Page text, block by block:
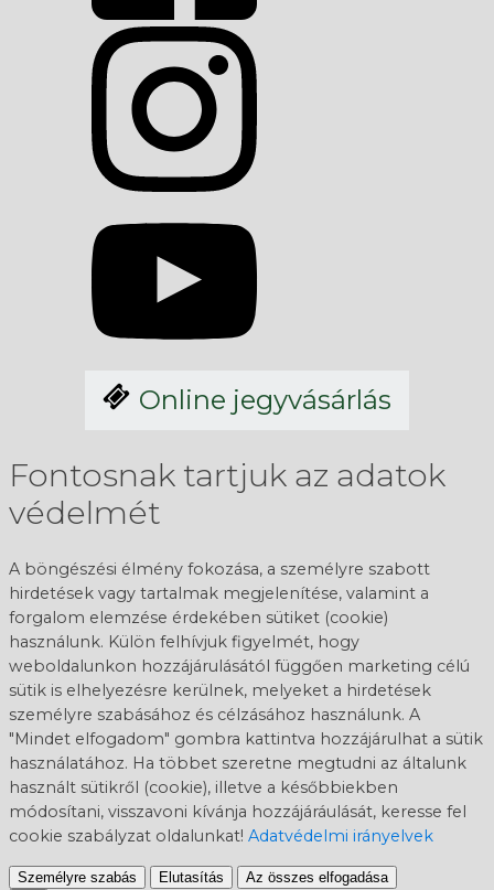
Online jegyvásárlás
Fontosnak tartjuk az adatok
védelmét
A böngészési élmény fokozása, a személyre szabott
hirdetések vagy tartalmak megjelenítése, valamint a
forgalom elemzése érdekében sütiket (cookie)
használunk. Külön felhívjuk figyelmét, hogy
weboldalunkon hozzájárulásától függően marketing célú
sütik is elhelyezésre kerülnek, melyeket a hirdetések
személyre szabásához és célzásához használunk. A
"Mindet elfogadom" gombra kattintva hozzájárulhat a sütik
használatához. Ha többet szeretne megtudni az általunk
használt sütikről (cookie), illetve a későbbiekben
módosítani, visszavoni kívánja hozzájáráulását, keresse fel
cookie szabályzat oldalunkat! Adatvédelmi irányelvek
Személyre szabás Elutasítás Az összes elfogadása